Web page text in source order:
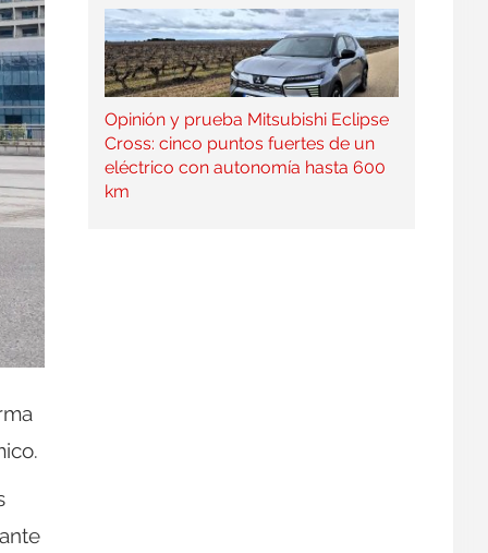
Opinión y prueba Mitsubishi Eclipse
Cross: cinco puntos fuertes de un
eléctrico con autonomía hasta 600
km